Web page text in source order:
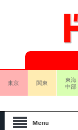
東京 関東
東海
中部
Menu